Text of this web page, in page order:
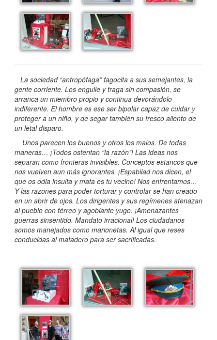
La sociedad “antropófaga” fagocita a sus semejantes, la
gente corriente. Los engulle y traga sin compasión, se
arranca un miembro propio y continua devorándolo
indiferente. El hombre es ese ser bipolar capaz de cuidar y
proteger a un niño, y de segar también su fresco aliento de
un letal disparo.
Unos parecen los buenos y otros los malos. De todas
maneras… ¡Todos ostentan “la razón”! Las ideas nos
separan como fronteras invisibles. Conceptos estancos que
nos vuelven aun más ignorantes. ¡Espabilad nos dicen, el
que os odia insulta y mata es tu vecino! Nos enfrentamos…
Y las razones para poder torturar y controlar se han creado
en un abrir de ojos. Los dirigentes y sus regímenes atenazan
al pueblo con férreo y agobiante yugo. ¡Amenazantes
guerras sinsentido. Mandato irracional! Los ciudadanos
somos manejados como marionetas. Al igual que reses
conducidas al matadero para ser sacrificadas.